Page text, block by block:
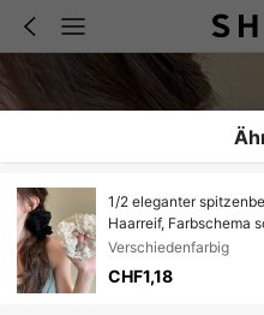
1/2 eleganter
Haarreif, Farbschema
Design, seidiger Griff,
geeignet für Frauen.
Haarbinde,
Verschiedenfarbig
CHF1,18